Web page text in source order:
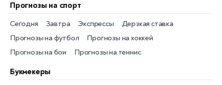
Прогнозы на спорт
Прогнозы на футбол
Сегодня
Прогнозы на хоккей
Завтра
Прогнозы на бои
Экспрессы
Прогнозы на теннис
Дерзкая ставка
Букмекеры